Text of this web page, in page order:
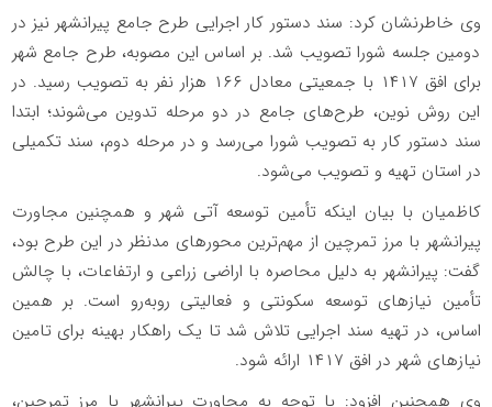
وی خاطرنشان کرد: سند دستور کار اجرایی طرح جامع پیرانشهر نیز در
دومین جلسه شورا تصویب شد. بر اساس این مصوبه، طرح جامع شهر
برای افق ۱۴۱۷ با جمعیتی معادل ۱۶۶ هزار نفر به تصویب رسید. در
این روش نوین، طرح‌های جامع در دو مرحله تدوین می‌شوند؛ ابتدا
سند دستور کار به تصویب شورا می‌رسد و در مرحله دوم، سند تکمیلی
در استان تهیه و تصویب می‌شود.
کاظمیان با بیان اینکه تأمین توسعه آتی شهر و همچنین مجاورت
پیرانشهر با مرز تمرچین از مهم‌ترین محورهای مدنظر در این طرح بود،
گفت: پیرانشهر به دلیل محاصره با اراضی زراعی و ارتفاعات، با چالش
تأمین نیازهای توسعه سکونتی و فعالیتی روبه‌رو است. بر همین
اساس، در تهیه سند اجرایی تلاش شد تا یک راهکار بهینه برای تامین
نیازهای شهر در افق ۱۴۱۷ ارائه شود.
وی همچنین افزود: با توجه به مجاورت پیرانشهر با مرز تمرچین،